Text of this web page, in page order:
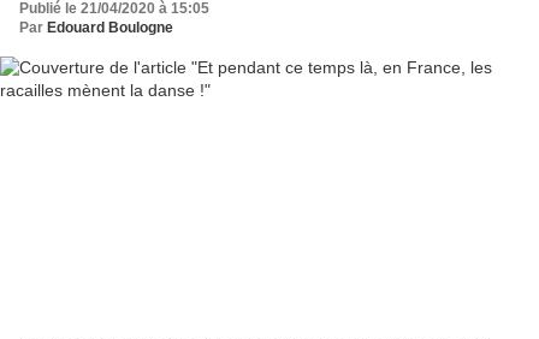
Publié le 21/04/2020 à 15:05
Par Edouard Boulogne